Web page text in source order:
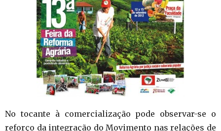
No tocante à comercialização pode observar-se o
reforço da integração do Movimento nas relações de